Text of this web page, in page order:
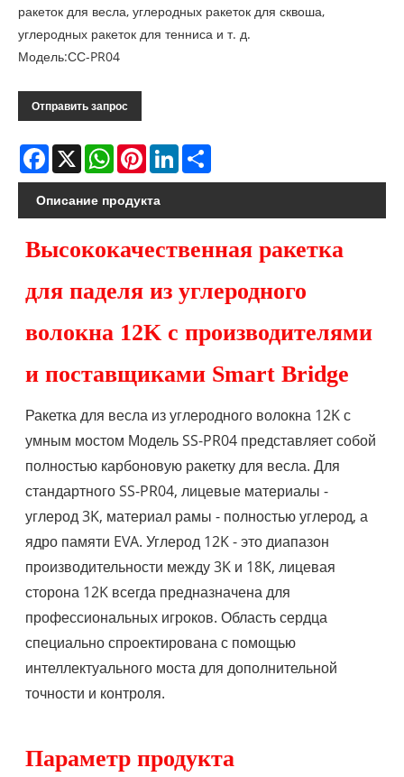
ракеток для весла, углеродных ракеток для сквоша,
углеродных ракеток для тенниса и т. д.
Модель:СС-PR04
Отправить запрос
Facebook
X WhatsAppPinterestLinkedIn
Описание продукта
Высококачественная ракетка
для паделя из углеродного
волокна 12K с производителями
и поставщиками Smart Bridge
Ракетка для весла из углеродного волокна 12K с
умным мостом Модель SS-PR04 представляет собой
полностью карбоновую ракетку для весла. Для
стандартного SS-PR04, лицевые материалы -
углерод 3K, материал рамы - полностью углерод, а
ядро ​​​​памяти EVA. Углерод 12K - это диапазон
производительности между 3K и 18K, лицевая
сторона 12K всегда предназначена для
профессиональных игроков. Область сердца
специально спроектирована с помощью
интеллектуального моста для дополнительной
точности и контроля.
Параметр продукта